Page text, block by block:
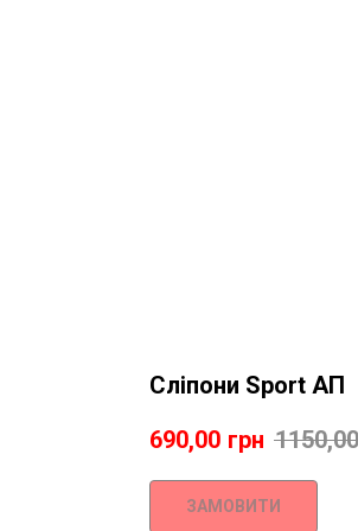
Сліпони Sport АП
690,00 грн 1150,00
ЗАМОВИТИ